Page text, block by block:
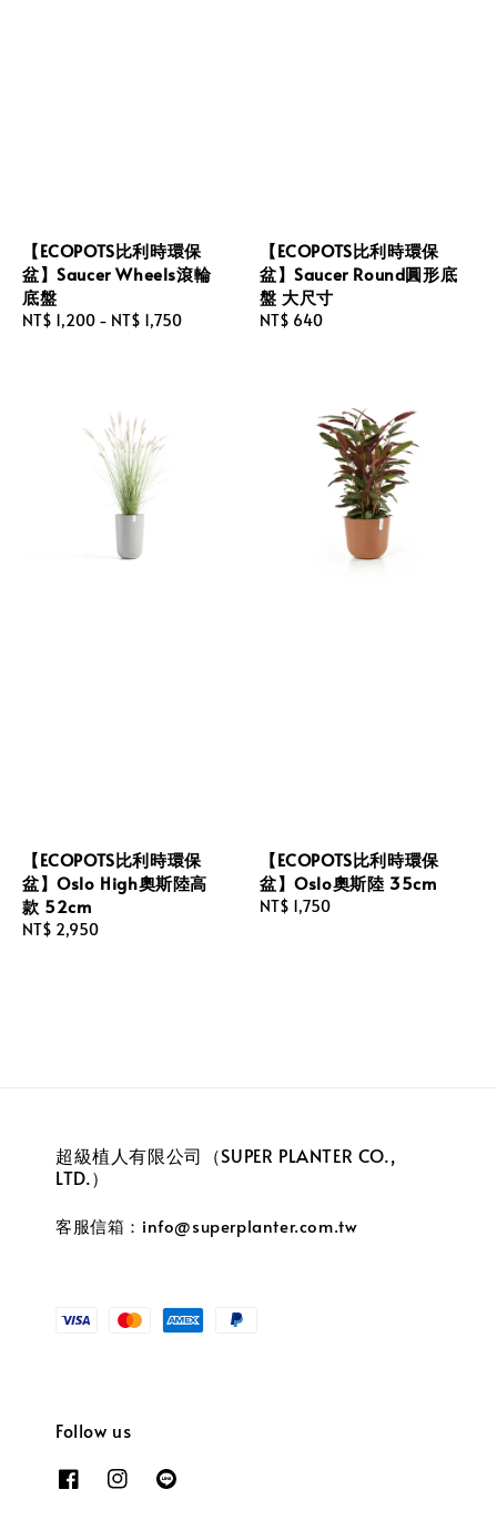
【ECOPOTS比利時環保
盆】Saucer Wheels滾輪
底盤
Regular
NT$ 1,200 - NT$ 1,750
【ECOPOTS比利時環保
盆】Saucer Round圓形底
盤 大尺寸
Regular
NT$ 640
【ECOPOTS比利時環保
盆】Oslo High奧斯陸高
款 52cm
Regular
NT$ 2,950
【ECOPOTS比利時環保
盆】Oslo奧斯陸 35cm
Regular
NT$ 1,750
超級植人有限公司（SUPER PLANTER CO.,
LTD.）
客服信箱：info@superplanter.com.tw
Follow us